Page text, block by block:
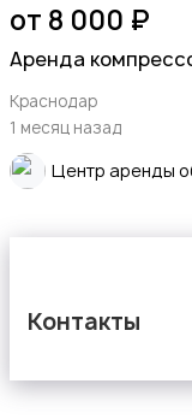
от 8 000 ₽
Аренда
Краснодар
1 месяц назад
Центр аренды
Контакты